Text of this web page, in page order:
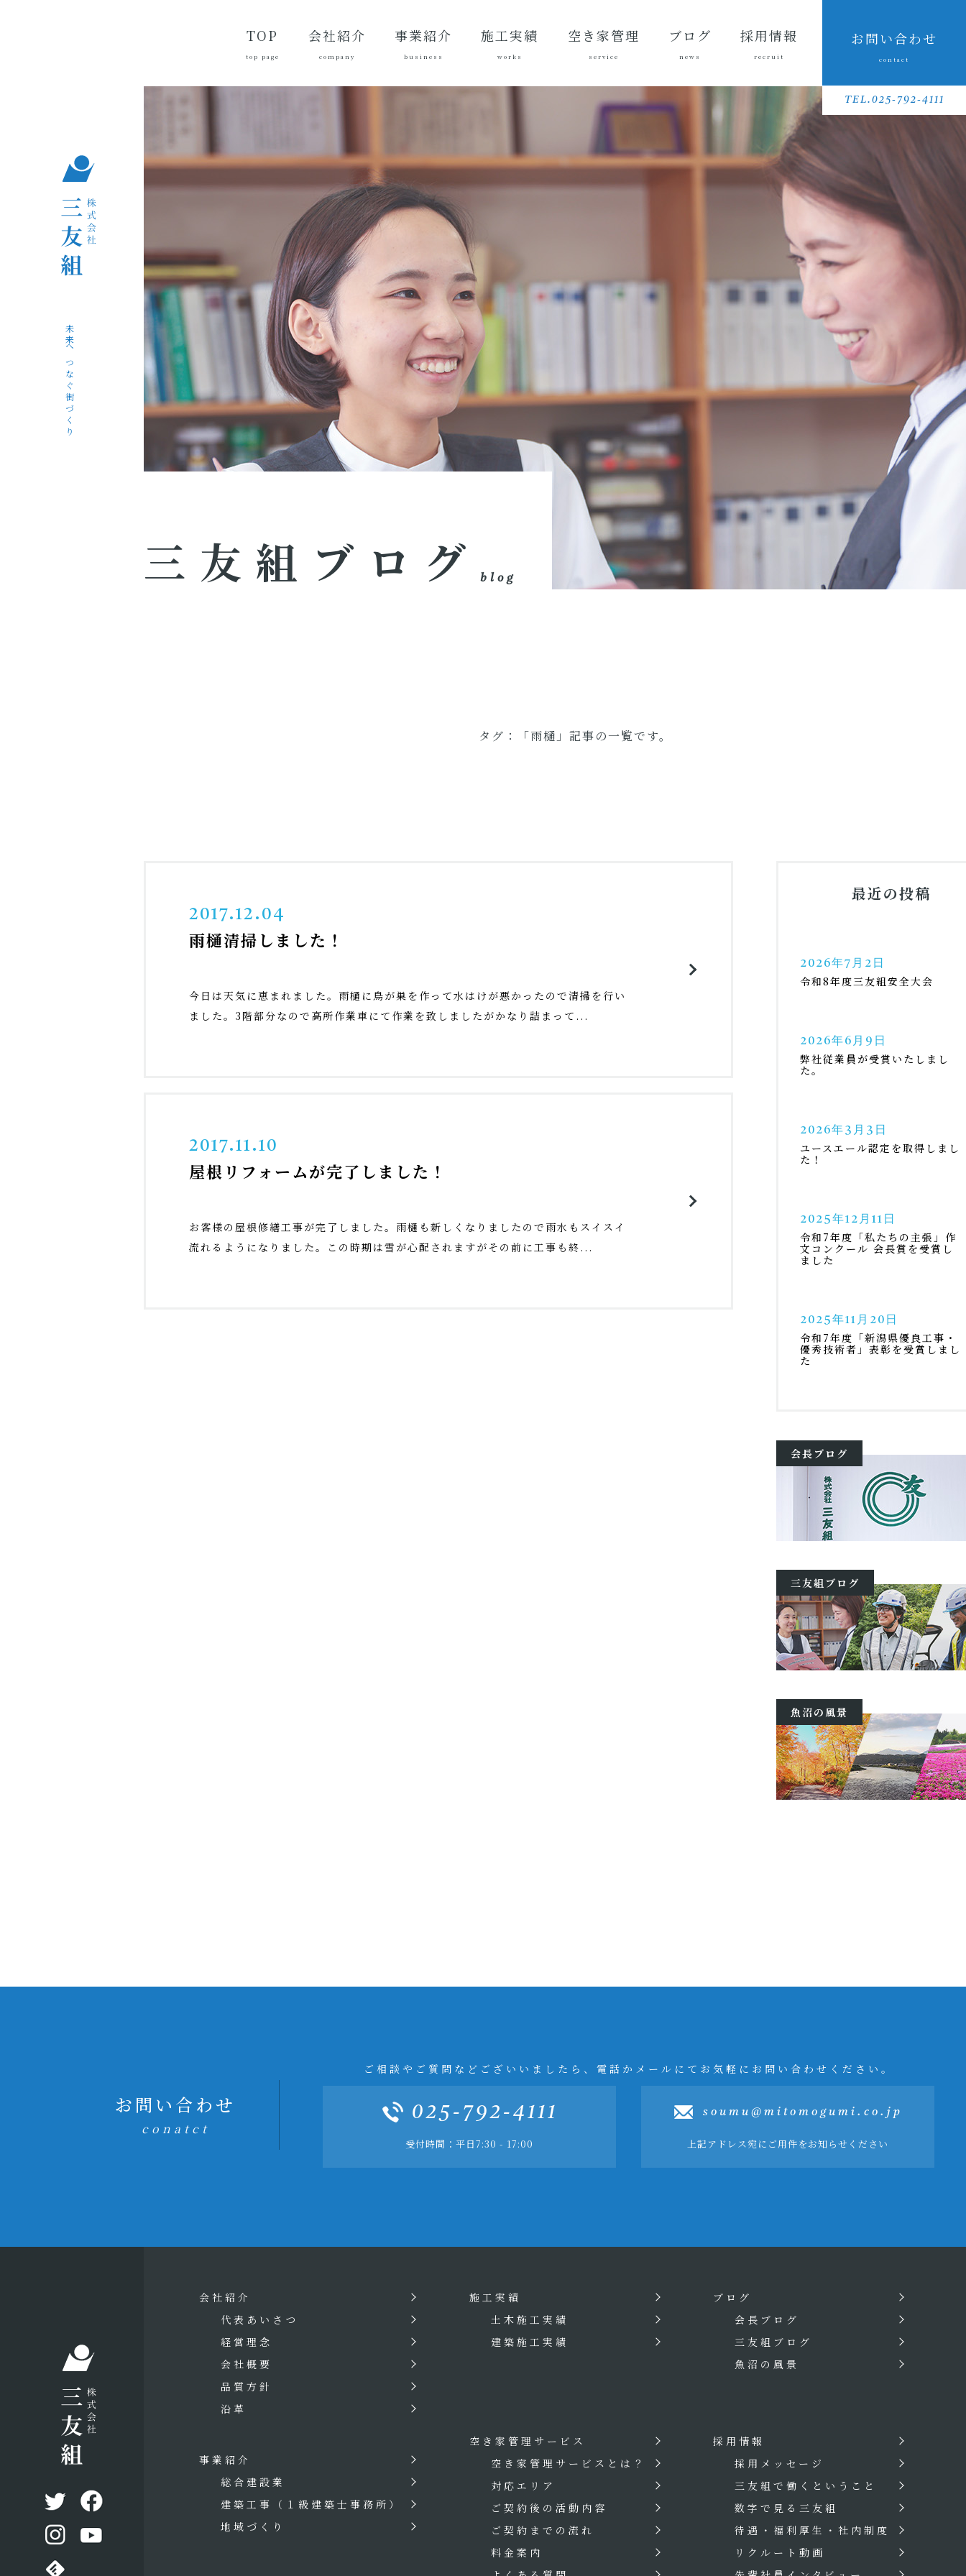
未来へつなぐ街づくり
TOP
top page
会社紹介
company
つ
事業紹介
business
施工実績
works
績
績
空き家管理
service
ービスとは？
動内容
流れ
ブログ
news
ログ
ブログ
風景
採用情報
recruit
ージ
くというこ
三友組
厚生・社内
動画
ンタビュー
るお問い合
お問い合わせ
contact
TEL.025-792-4111
三友組ブログ blog
タグ：「雨樋」記事の一覧です。
2017.12.04
雨樋清掃しました！
今日は天気に恵まれました。雨樋に鳥が巣を作って水はけが悪かったので清掃を行い
ました。3階部分なので高所作業車にて作業を致しましたがかなり詰まって...
2017.11.10
屋根リフォームが完了しました！
お客様の屋根修繕工事が完了しました。雨樋も新しくなりましたので雨水もスイスイ
流れるようになりました。この時期は雪が心配されますがその前に工事も終...
最近の投稿
2026年7月2日
令和8年度三友組安全大会
2026年6月9日
弊社従業員が受賞いたしまし
た。
2026年3月3日
ユースエール認定を取得しまし
た！
2025年12月11日
令和7年度「私たちの主張」作
文コンクール 会長賞を受賞し
ました
2025年11月20日
令和7年度「新潟県優良工事・
優秀技術者」表彰を受賞しまし
た
会長ブログ
三友組ブログ
魚沼の風景
お問い合わせ
conatct
ご相談やご質問などございいましたら、電話かメールにてお気軽にお問い合わせください。
025-792-4111
受付時間：平日7:30 - 17:00
soumu@mitomogumi.co.jp
上記アドレス宛にご用件をお知らせください
会社紹介
代表あいさつ
経営理念
会社概要
品質方針
沿革
事業紹介
総合建設業
建築工事
（１級建築士事務所）
地域づくり
施工実績
土木施工実績
建築施工実績
空き家管理サービス
空き家管理サービスとは？
対応エリア
ご契約後の活動内容
ご契約までの流れ
料金案内
ブログ
会長ブログ
三友組ブログ
魚沼の風景
採用情報
採用メッセージ
三友組で働くということ
数字で見る三友組
待遇・福利厚生・社内制度
リクルート動画